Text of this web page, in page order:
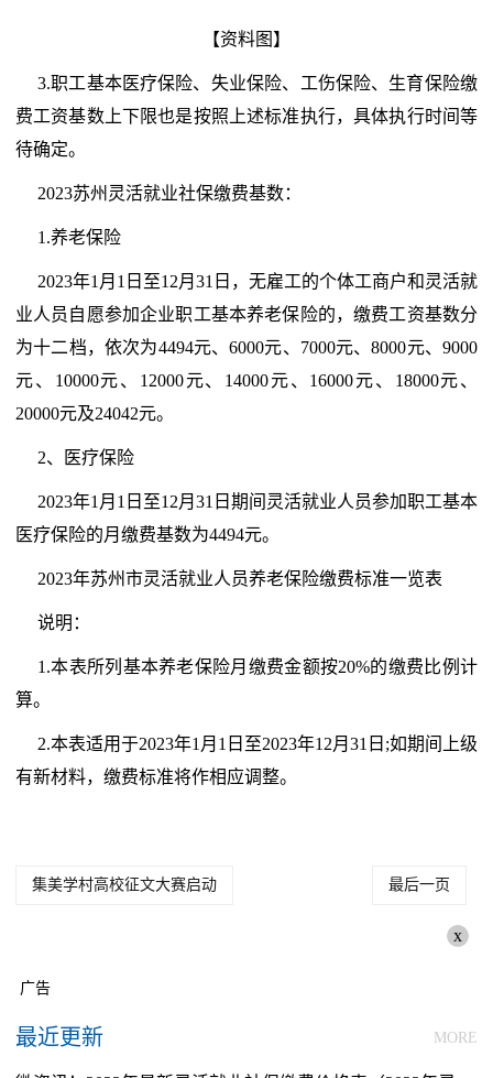
【资料图】
3.职工基本医疗保险、失业保险、工伤保险、生育保险缴
费工资基数上下限也是按照上述标准执行，具体执行时间等
待确定。
2023苏州灵活就业社保缴费基数：
1.养老保险
2023年1月1日至12月31日，无雇工的个体工商户和灵活就
业人员自愿参加企业职工基本养老保险的，缴费工资基数分
为十二档，依次为4494元、6000元、7000元、8000元、9000
元、10000元、12000元、14000元、16000元、18000元、
20000元及24042元。
2、医疗保险
2023年1月1日至12月31日期间灵活就业人员参加职工基本
医疗保险的月缴费基数为4494元。
2023年苏州市灵活就业人员养老保险缴费标准一览表
说明：
1.本表所列基本养老保险月缴费金额按20%的缴费比例计
算。
2.本表适用于2023年1月1日至2023年12月31日;如期间上级
有新材料，缴费标准将作相应调整。
集美学村高校征文大赛启动 最后一页
x
广告
最近更新 MORE